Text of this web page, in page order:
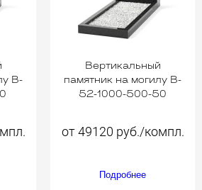
B-
Вертикальный
памятник на могилу B-
52-1000-500-50
от 49120 руб./компл.
Подробнее